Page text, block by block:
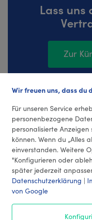
Lass uns
Zur
140
Wir freuen uns, dass du
Für unseren Service
personenbezogene
personalisierte
können. Wenn du „Alles
einverstanden. Weitere
"Konfigurieren oder
später jederzeit
Datenschutzerklärung |
von Google